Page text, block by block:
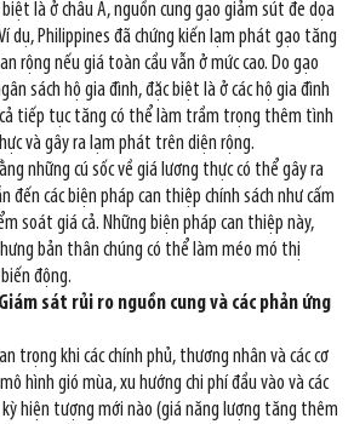
là ở châu Á, nguồn cung gạo giảm sút đe dọa
dụ, Philippines đã chứng kiến lạm phát gạo tăng
rộng nếu giá toàn cầu vẫn ở mức cao. Do gạo
sách hộ gia đình, đặc biệt là ở các hộ gia đình
tiếp tục tăng có thể làm trầm trọng thêm tình
và gây ra lạm phát trên diện rộng.
những cú sốc về giá lương thực có thể gây ra
đến các biện pháp can thiệp chính sách như cấm
soát giá cả. Những biện pháp can thiệp này,
bản thân chúng có thể làm méo mó thị
động.
sát rủi ro nguồn cung và các phản ứng
trọng khi các chính phủ, thương nhân và các cơ
hình gió mùa, xu hướng chi phí đầu vào và các
hiện tượng mới nào (giá năng lượng tăng thêm